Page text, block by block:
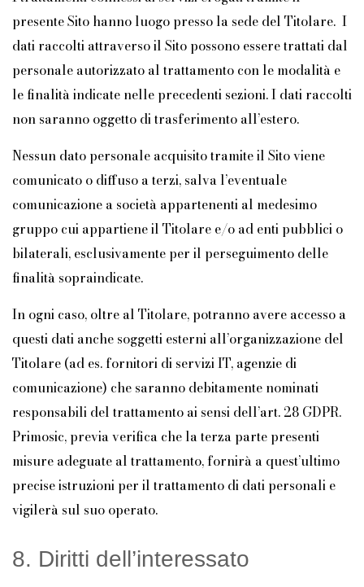
presente Sito hanno luogo presso la sede del Titolare. I
dati raccolti attraverso il Sito possono essere trattati dal
personale autorizzato al trattamento con le modalità e
le finalità indicate nelle precedenti sezioni. I dati raccolti
non saranno oggetto di trasferimento all’estero.
Nessun dato personale acquisito tramite il Sito viene
comunicato o diffuso a terzi, salva l’eventuale
comunicazione a società appartenenti al medesimo
gruppo cui appartiene il Titolare e/o ad enti pubblici o
bilaterali, esclusivamente per il perseguimento delle
finalità sopraindicate.
In ogni caso, oltre al Titolare, potranno avere accesso a
questi dati anche soggetti esterni all’organizzazione del
Titolare (ad es. fornitori di servizi IT, agenzie di
comunicazione) che saranno debitamente nominati
responsabili del trattamento ai sensi dell’art. 28 GDPR.
Primosic, previa verifica che la terza parte presenti
misure adeguate al trattamento, fornirà a quest’ultimo
precise istruzioni per il trattamento di dati personali e
vigilerà sul suo operato.
8. Diritti dell’interessato